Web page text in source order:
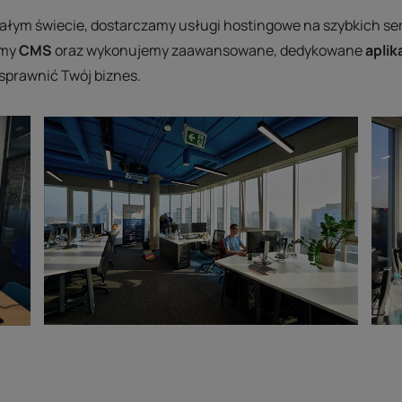
świecie, dostarczamy usługi hostingowe na szybkich
CMSoraz wykonujemy zaawansowane, dedykowane
Twój biznes.